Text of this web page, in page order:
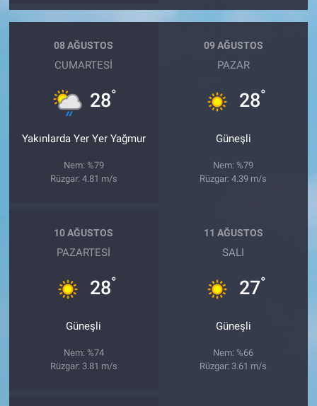
08 AĞUSTOS
CUMARTESI
28°
Yakınlarda Yer Yer Yağmur
Nem: %79
Rüzgar: 4.81 m/s
09 AĞUSTOS
PAZAR
28°
Güneşli
Nem: %79
Rüzgar: 4.39 m/s
10 AĞUSTOS
PAZARTESI
28°
Güneşli
Nem: %74
Rüzgar: 3.81 m/s
11 AĞUSTOS
SALI
27°
Güneşli
Nem: %66
Rüzgar: 3.61 m/s